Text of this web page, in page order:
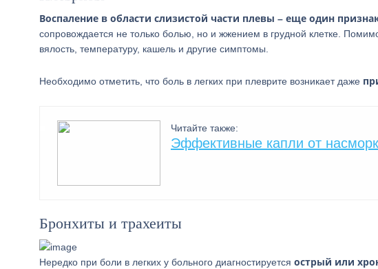
Воспаление в области слизистой части плевы – еще один
сопровождается не только болью, но и жжением в грудной клетке.
вялость, температуру, кашель и другие симптомы.
Необходимо отметить, что боль в легких при плеврите возникает даже
Читайте также:
Эффективные капли от
Бронхиты и трахеиты
Нередко при боли в легких у больного диагностируется острый или